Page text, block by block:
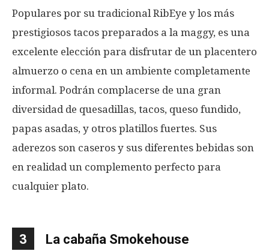
Populares por su tradicional RibEye y los más
prestigiosos tacos preparados a la maggy, es una
excelente elección para disfrutar de un placentero
almuerzo o cena en un ambiente completamente
informal. Podrán complacerse de una gran
diversidad de quesadillas, tacos, queso fundido,
papas asadas, y otros platillos fuertes. Sus
aderezos son caseros y sus diferentes bebidas son
en realidad un complemento perfecto para
cualquier plato.
3 La cabaña Smokehouse